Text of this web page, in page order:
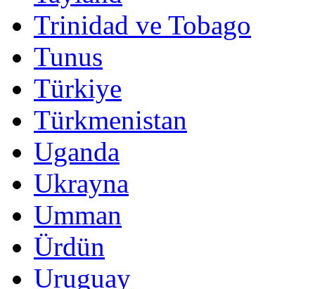
Trinidad ve Tobago
Tunus
Türkiye
Türkmenistan
Uganda
Ukrayna
Umman
Ürdün
Uruguay